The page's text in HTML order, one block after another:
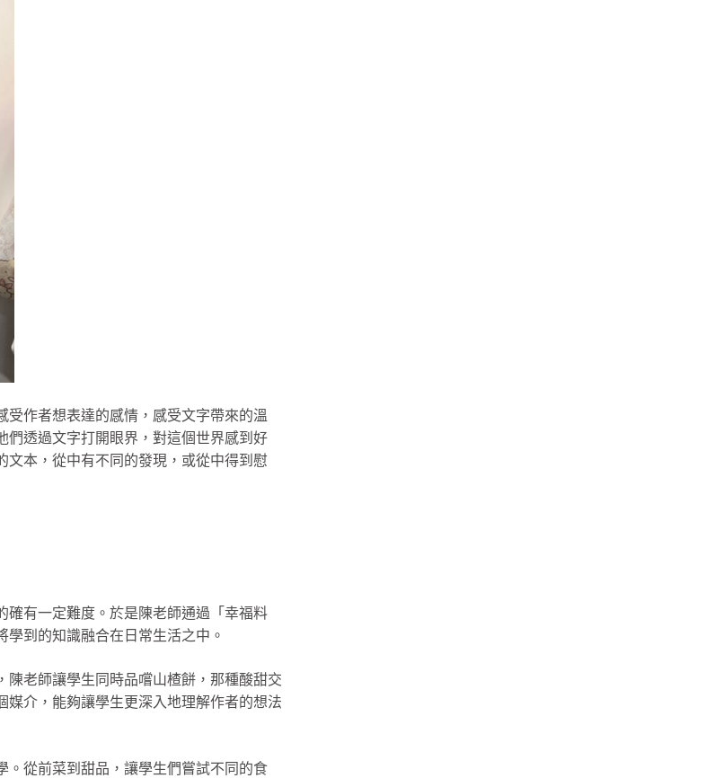
作者想表達的感情，感受文字帶來的溫
透過文字打開眼界，對這個世界感到好
本，從中有不同的發現，或從中得到慰
有一定難度。於是陳老師通過「幸福料
到的知識融合在日常生活之中。
老師讓學生同時品嚐山楂餅，那種酸甜交
介，能夠讓學生更深入地理解作者的想法
。從前菜到甜品，讓學生們嘗試不同的食